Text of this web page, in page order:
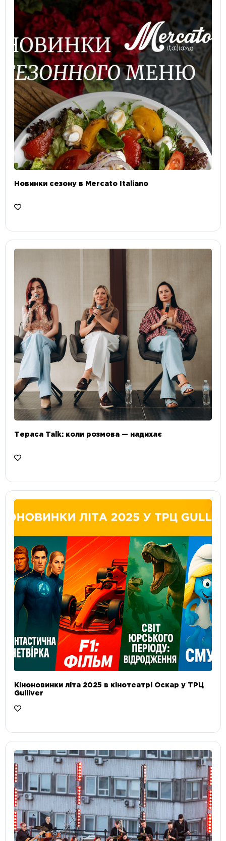
Новинки сезону в Mercato Italiano
Тераса Talk: коли розмова — надихає
Кіноновинки літа 2025 в кінотеатрі Оскар у ТРЦ
Gulliver